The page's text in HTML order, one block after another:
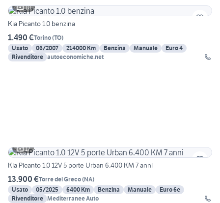
10
Kia Picanto 1.0 benzina
1.490 €Torino(TO)
Usato
06/2007 214000 Km Benzina Manuale
Euro 4
Rivenditore autoeconomiche.net
17
Kia Picanto 1.0 12V 5 porte Urban 6.400 KM 7 anni
13.900 €Torre del Greco(NA)
Usato
05/2025 6400 Km Benzina Manuale
Euro 6e
Rivenditore Mediterranee Auto